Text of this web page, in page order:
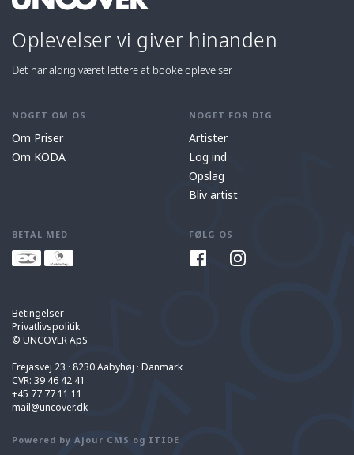
Oplevelser vi giver hinanden
Det har aldrig været lettere at booke oplevelser
NOGET OM OS
Om Priser
Om KODA
NOGET FOR DIG
Artister
Log ind
Opslag
Bliv artist
BETAL MED FØLG OS
Betingelser
Privatlivspolitik
© UNCOVER ApS
Frejasvej 23 · 8230 Aabyhøj · Danmark
CVR: 39 46 42 41
+45 77 77 11 11
mail@uncover.dk
Powered by Ajour CMS og ITIDE